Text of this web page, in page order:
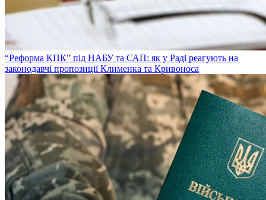
“Реформа КПК” під НАБУ та САП: як у Раді реагують на
законодавчі пропозиції Клименка та Кривоноса